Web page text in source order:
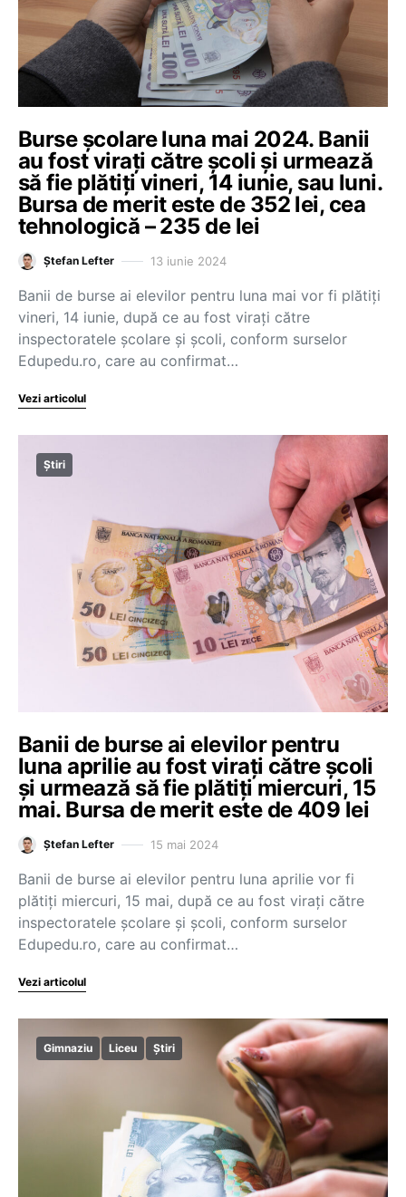
Burse școlare luna mai 2024. Banii
au fost virați către școli și urmează
să fie plătiți vineri, 14 iunie, sau luni.
Bursa de merit este de 352 lei, cea
tehnologică – 235 de lei
Ștefan Lefter 13 iunie 2024
Banii de burse ai elevilor pentru luna mai vor fi plătiți
vineri, 14 iunie, după ce au fost virați către
inspectoratele școlare și școli, conform surselor
Edupedu.ro, care au confirmat…
Vezi articolul
Știri
Banii de burse ai elevilor pentru
luna aprilie au fost virați către școli
și urmează să fie plătiți miercuri, 15
mai. Bursa de merit este de 409 lei
Ștefan Lefter 15 mai 2024
Banii de burse ai elevilor pentru luna aprilie vor fi
plătiți miercuri, 15 mai, după ce au fost virați către
inspectoratele școlare și școli, conform surselor
Edupedu.ro, care au confirmat…
Vezi articolul
Gimnaziu Liceu Știri